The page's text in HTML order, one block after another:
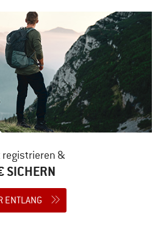
&
SICHERN
ENTLANG